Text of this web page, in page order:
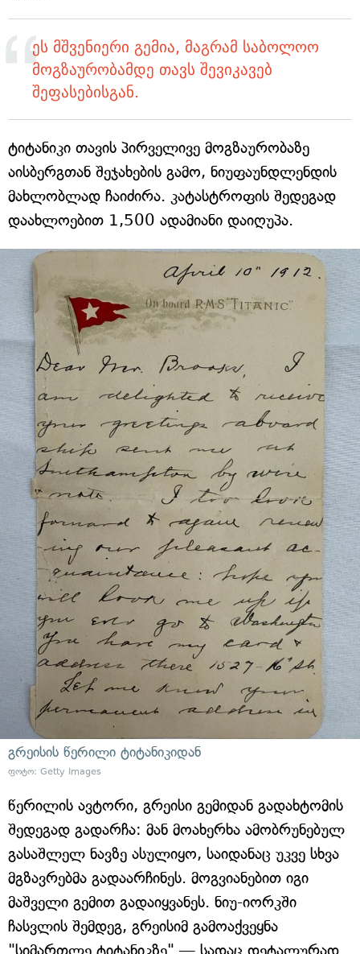
ეს მშვენიერი გემია, მაგრამ საბოლოო
მოგზაურობამდე თავს შევიკავებ
შეფასებისგან.
ტიტანიკი თავის პირველივე მოგზაურობაზე
აისბერგთან შეჯახების გამო, ნიუფაუნდლენდის
მახლობლად ჩაიძირა. კატასტროფის შედეგად
დაახლოებით 1,500 ადამიანი დაიღუპა.
გრეისის წერილი ტიტანიკიდან
ფოტო: Getty Images
წერილის ავტორი, გრეისი გემიდან გადახტომის
შედეგად გადარჩა: მან მოახერხა ამობრუნებულ
გასაშლელ ნავზე ასულიყო, საიდანაც უკვე სხვა
მგზავრებმა გადაარჩინეს. მოგვიანებით იგი
მაშველი გემით გადაიყვანეს. ნიუ-იორკში
ჩასვლის შემდეგ, გრეისიმ გამოაქვეყნა
"სიმართლე ტიტანიკზე" — სადაც დეტალურად